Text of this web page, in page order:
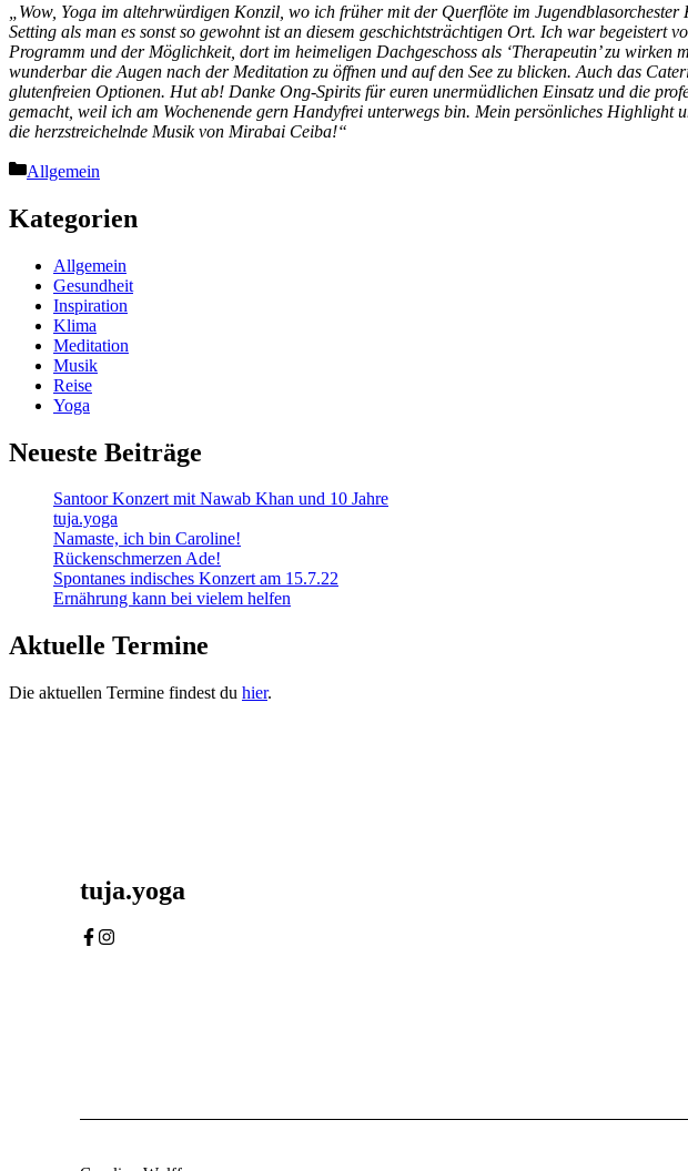
„Wow, Yoga im altehrwürdigen Konzil, wo ich früher mit der Querflöte im
Setting als man es sonst so gewohnt ist an diesem geschichtsträchtigen Ort. Ich war begeistert
Programm und der Möglichkeit, dort im heimeligen Dachgeschoss als ‘Therapeutin’ zu wirken
wunderbar die Augen nach der Meditation zu öffnen und auf den See zu blicken. Auch das
glutenfreien Optionen. Hut ab! Danke Ong-Spirits für euren unermüdlichen Einsatz und die
gemacht, weil ich am Wochenende gern Handyfrei unterwegs bin. Mein persönliches Highlight
die herzstreichelnde Musik von Mirabai Ceiba!“
Kategorien
Allgemein
Kategorien
Allgemein
Gesundheit
Inspiration
Klima
Meditation
Musik
Reise
Yoga
Neueste Beiträge
Santoor Konzert mit Nawab Khan und 10 Jahre
tuja.yoga
Namaste, ich bin Caroline!
Rückenschmerzen Ade!
Spontanes indisches Konzert am 15.7.22
Ernährung kann bei vielem helfen
Aktuelle Termine
Die aktuellen Termine findest du hier.
tuja.yoga